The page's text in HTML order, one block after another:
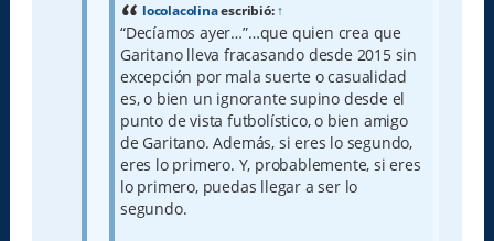
locolacolinaescribió:↑
“Decíamos ayer…”…que quien crea que
Garitano lleva fracasando desde 2015 sin
excepción por mala suerte o casualidad
es, o bien un ignorante supino desde el
punto de vista futbolístico, o bien amigo
de Garitano. Además, si eres lo segundo,
eres lo primero. Y, probablemente, si eres
lo primero, puedas llegar a ser lo
segundo.